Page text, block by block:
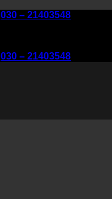
030 – 21403548
030 – 21403548